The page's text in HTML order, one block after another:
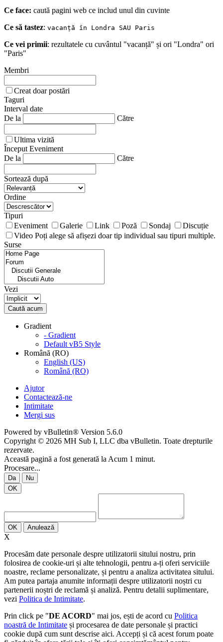
Ce face: caută pagini web ce includ unul din cuvinte
Ce să tastez: vacanță în Londra SAU Paris
Ce vei primii: rezultatele cu cuvântul "vacanță" și ori "Londra" ori
"Paris"
Membri
Creat doar postări
Taguri
Interval date
De la
Către
Ultima vizită
Început Eveniment
De la
Către
Sortează după
Ordine
Tipuri
Eveniment
Galerie Link Poză Sondaj
Discuție
Video Poți alege să afișezi doar tip individual sau tipuri multiple.
Surse
Vezi
Caută acum
Gradient
- Gradient
Default vB5 Style
Română (RO)
English (US)
Română (RO)
Ajutor
Contactează-ne
Intimitate
Mergi sus
Powered by vBulletin® Version 5.6.0
Copyright © 2026 MH Sub I, LLC dba vBulletin. Toate drepturile
rezervate.
Această pagină a fost generată la Acum 1 minut.
Procesare...
Da
Nu
OK
OK Anulează
X
Procesăm date personale despre utilizatorii sitului nostru, prin
folosirea de cookie-uri și alte tehnologii, pentru a-ți oferi serviciile
noastre, reclame personalizate, și pentru a analiza activitatea sitului.
Am putea partaja anumite informații despre utilizatorii noștri cu
partenerii noștri de reclamă și analiză. Pentru detalii suplimentare,
vezi Politica de Intimitate.
Prin click pe "DE ACORD" mai jos, ești de acord cu Politica
noastră de Intimitate și procesarea de date personale și practici
cookie după cum sunt descrise aici. Accepți și că acest forum poate